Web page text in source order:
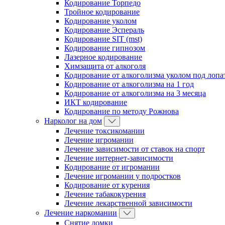
Кодирование Торпедо
Тройное кодирование
Кодирование уколом
Кодирование Эспераль
Кодирование SIT (mst)
Кодирование гипнозом
Лазерное кодирование
Химзащита от алкоголя
Кодирование от алкоголизма уколом под
Кодирование от алкоголизма на 1 год
Кодирование от алкоголизма на 3 месяца
ИКТ кодирование
Кодирование по методу Рожнова
Нарколог на дом
Лечение токсикомании
Лечение игромании
Лечение зависимости от ставок на спорт
Лечение интернет-зависимости
Кодирование от игромании
Лечение игромании у подростков
Кодирование от курения
Лечение табакокурения
Лечение лекарственной зависимости
Лечение наркомании
Снятие ломки